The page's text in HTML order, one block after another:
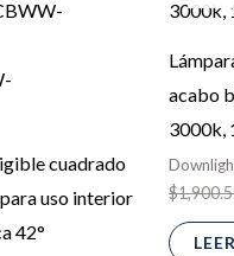
cuadrado
uso interior
42°
acabo
3000k,
$